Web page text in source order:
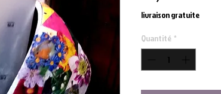
livraison gratuite
Quantité *